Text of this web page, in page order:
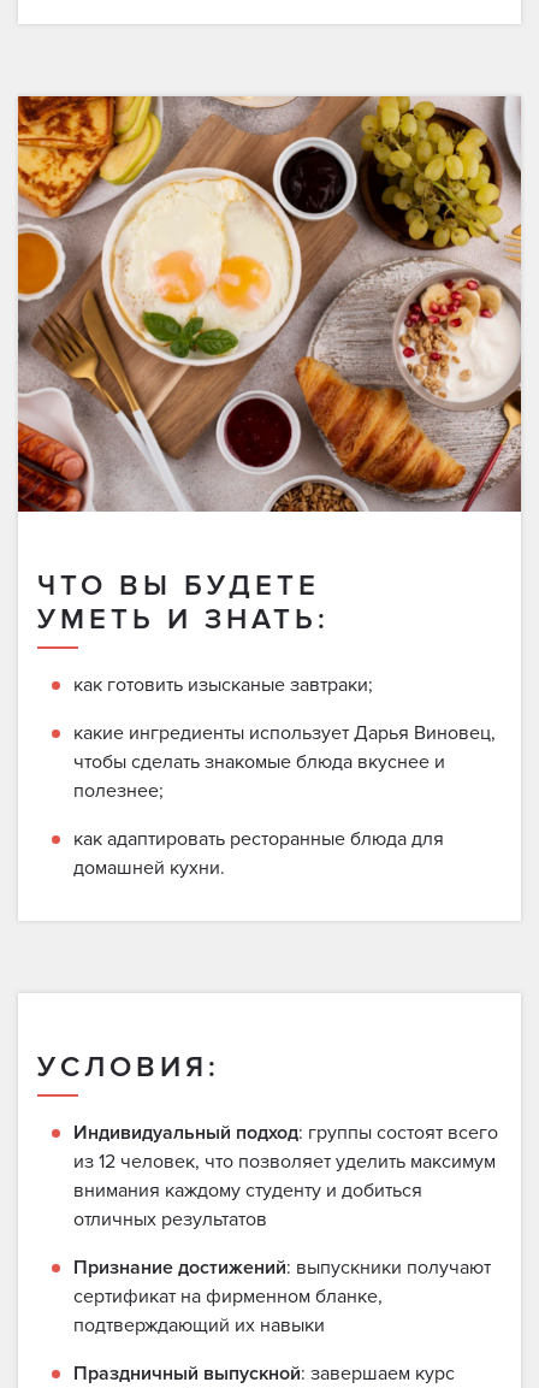
ЧТО ВЫ БУДЕТЕ
УМЕТЬ И ЗНАТЬ:
как готовить изысканые завтраки;
какие ингредиенты использует Дарья Виновец,
чтобы сделать знакомые блюда вкуснее и
полезнее;
как адаптировать ресторанные блюда для
домашней кухни.
УСЛОВИЯ:
Индивидуальный подход: группы состоят всего
из 12 человек, что позволяет уделить максимум
внимания каждому студенту и добиться
отличных результатов
Признание достижений: выпускники получают
сертификат на фирменном бланке,
подтверждающий их навыки
Праздничный выпускной: завершаем курс